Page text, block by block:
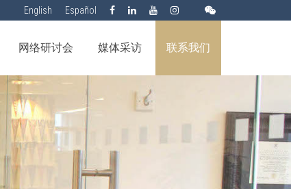
English Español
网络研讨会 媒体采访 联系我们